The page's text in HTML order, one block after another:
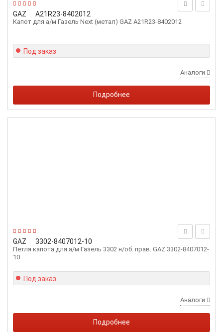
GAZ А21R23-8402012
Капот для а/м Газель Next (метал) GAZ А21R23-8402012
Под заказ
Аналоги
Подробнее
GAZ 3302-8407012-10
Петля капота для а/м Газель 3302 н/об. прав. GAZ 3302-8407012-
10
Под заказ
Аналоги
Подробнее